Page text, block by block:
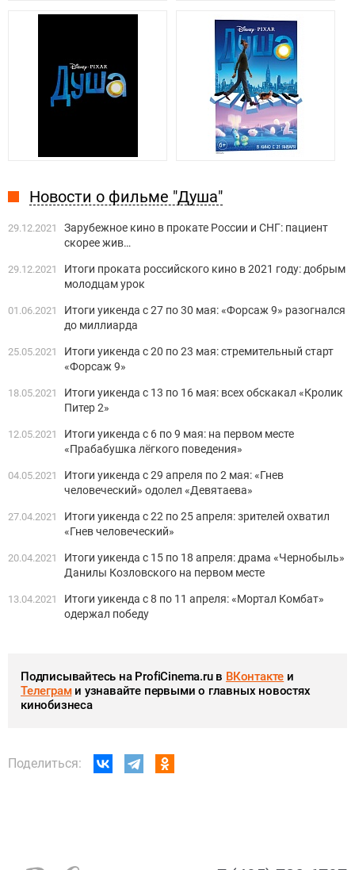
Новости о фильме "Душа"
29.12.2021
Зарубежное кино в прокате России и СНГ: пациент
скорее жив…
29.12.2021
Итоги проката российского кино в 2021 году: добрым
молодцам урок
01.06.2021
Итоги уикенда с 27 по 30 мая: «Форсаж 9» разогнался
до миллиарда
25.05.2021
Итоги уикенда с 20 по 23 мая: стремительный старт
«Форсаж 9»
18.05.2021
Итоги уикенда с 13 по 16 мая: всех обскакал «Кролик
Питер 2»
12.05.2021
Итоги уикенда с 6 по 9 мая: на первом месте
«Прабабушка лёгкого поведения»
04.05.2021
Итоги уикенда с 29 апреля по 2 мая: «Гнев
человеческий» одолел «Девятаева»
27.04.2021
Итоги уикенда с 22 по 25 апреля: зрителей охватил
«Гнев человеческий»
20.04.2021
Итоги уикенда с 15 по 18 апреля: драма «Чернобыль»
Данилы Козловского на первом месте
13.04.2021
Итоги уикенда с 8 по 11 апреля: «Мортал Комбат»
одержал победу
Подписывайтесь на ProfiCinema.ru в ВКонтакте и
Телеграми узнавайте первыми о главных новостях
кинобизнеса
Поделиться: